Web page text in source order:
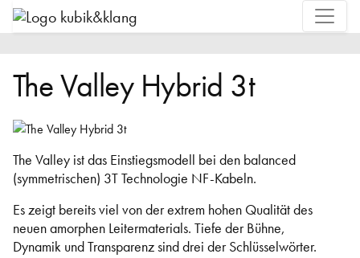
The Valley Hybrid 3t
The Valley ist das Einstiegsmodell bei den balanced
(symmetrischen) 3T Technologie NF-Kabeln.
Es zeigt bereits viel von der extrem hohen Qualität des
neuen amorphen Leitermaterials. Tiefe der Bühne,
Dynamik und Transparenz sind drei der Schlüsselwörter.